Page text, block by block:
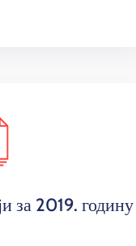
за 2019. годину